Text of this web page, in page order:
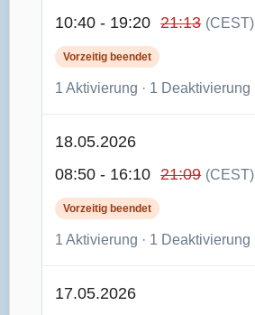
10:40 - 19:20 21:13 (CEST)
Vorzeitig beendet
1 Aktivierung · 1 Deaktivierung
18.05.2026
08:50 - 16:10 21:09 (CEST)
Vorzeitig beendet
1 Aktivierung · 1 Deaktivierung
17.05.2026